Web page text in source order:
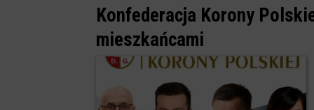
Konfederacja Korony
mieszkańcami